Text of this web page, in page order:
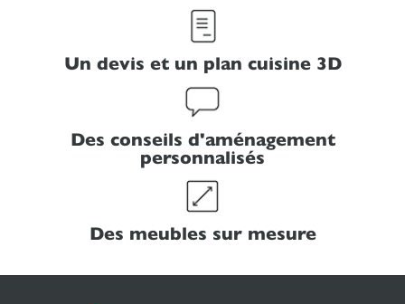
Un devis et un plan cuisine 3D
Des conseils d'aménagement
personnalisés
Des meubles sur mesure